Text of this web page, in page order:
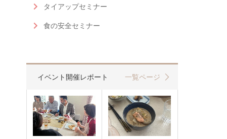
タイアップセミナー
食の安全セミナー
イベント開催レポート 一覧ページ